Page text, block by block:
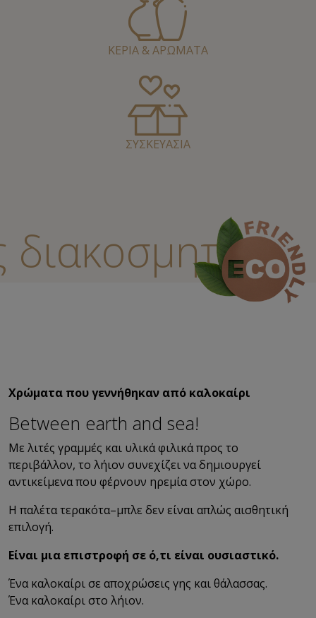
ΚΕΡΙΑ & ΑΡΩΜΑΤΑ
ΣΥΣΚΕΥΑΣΙΑ
Χρώματα που γεννήθηκαν από καλοκαίρι
Between earth and sea!
Με λιτές γραμμές και υλικά φιλικά προς το
περιβάλλον, το λήιον συνεχίζει να δημιουργεί
αντικείμενα που φέρνουν ηρεμία στον χώρο.
Η παλέτα τερακότα–μπλε δεν είναι απλώς αισθητική
επιλογή.
Είναι μια επιστροφή σε ό,τι είναι ουσιαστικό.
Ένα καλοκαίρι σε αποχρώσεις γης και θάλασσας.
Ένα καλοκαίρι στο λήιον.